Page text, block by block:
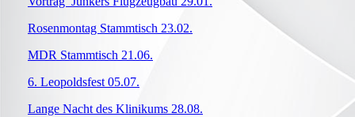
Rosenmontag Stammtisch 23.02.
MDR Stammtisch 21.06.
6. Leopoldsfest 05.07.
Lange Nacht des Klinikums 28.08.